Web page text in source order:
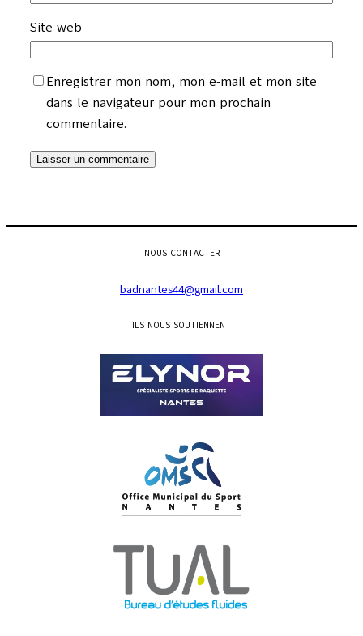
Site web
Enregistrer mon nom, mon e-mail et mon site
dans le navigateur pour mon prochain
commentaire.
NOUS CONTACTER
badnantes44@gmail.com
ILS NOUS SOUTIENNENT